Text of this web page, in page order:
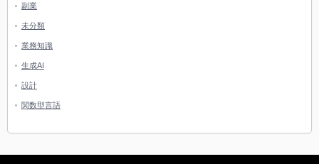
副業
未分類
業務知識
生成AI
設計
関数型言語